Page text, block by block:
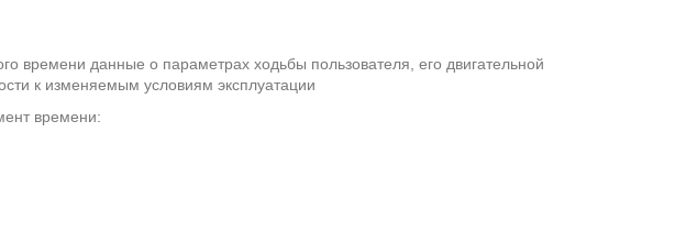
времени данные о параметрах ходьбы пользователя, его двигательной
к изменяемым условиям эксплуатации
времени: